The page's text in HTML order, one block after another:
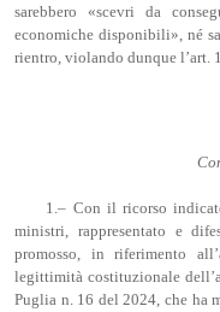
sarebbero «scevri da
economiche disponibili», né
rientro, violando dunque l’art.
1.– Con il ricorso
ministri, rappresentato e
promosso, in riferimento
legittimità costituzionale
Puglia n. 16 del 2024, che ha